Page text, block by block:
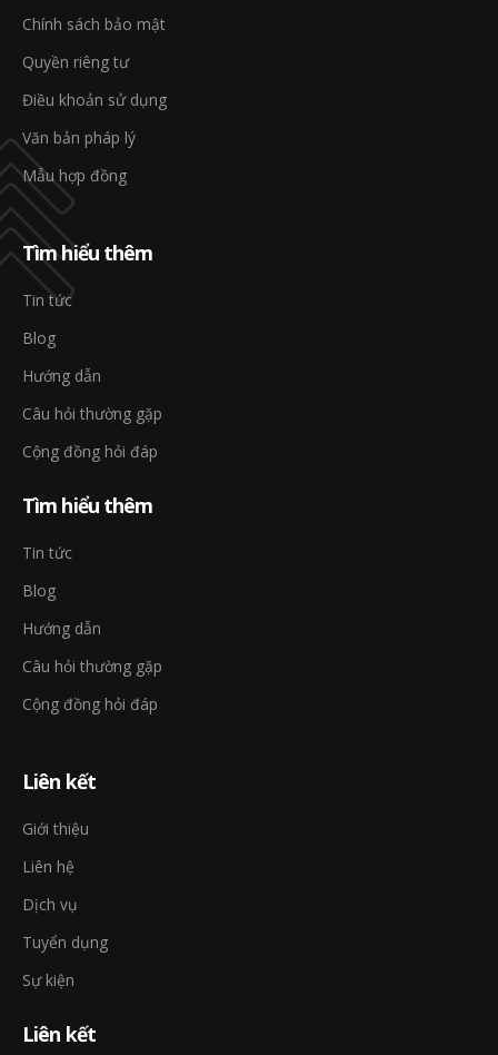
Chính sách bảo mật
Quyền riêng tư
Điều khoản sử dụng
Văn bản pháp lý
Mẫu hợp đồng
Tìm hiểu thêm
Tin tức
Blog
Hướng dẫn
Câu hỏi thường gặp
Cộng đồng hỏi đáp
Tìm hiểu thêm
Tin tức
Blog
Hướng dẫn
Câu hỏi thường gặp
Cộng đồng hỏi đáp
Liên kết
Giới thiệu
Liên hệ
Dịch vụ
Tuyển dụng
Sự kiện
Liên kết